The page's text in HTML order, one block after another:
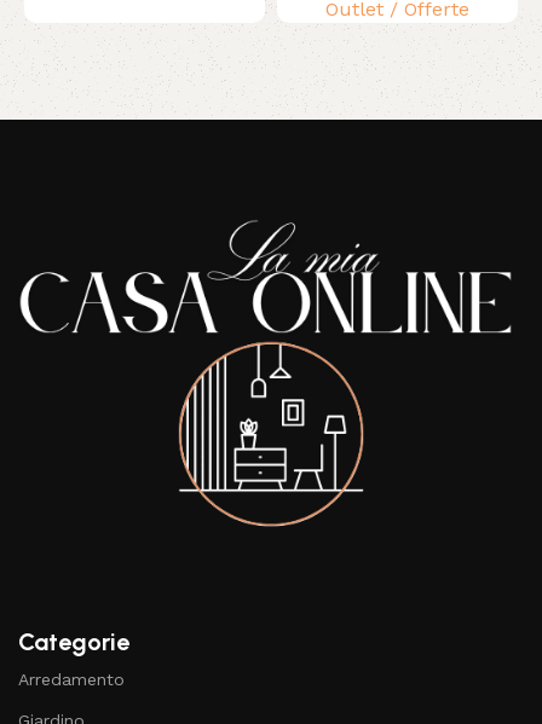
Outlet / Offerte
Read More
Categorie
Arredamento